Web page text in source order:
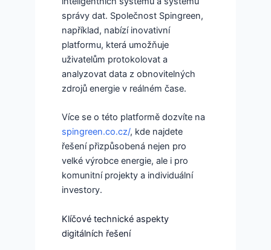
správy dat. Společnost Spingreen,
například, nabízí inovativní
platformu, která umožňuje
uživatelům protokolovat a
analyzovat data z obnovitelných
zdrojů energie v reálném čase.
Více se o této platformě dozvíte na
spingreen.co.cz/, kde najdete
řešení přizpůsobená nejen pro
velké výrobce energie, ale i pro
komunitní projekty a individuální
investory.
Klíčové technické aspekty
digitálních řešení